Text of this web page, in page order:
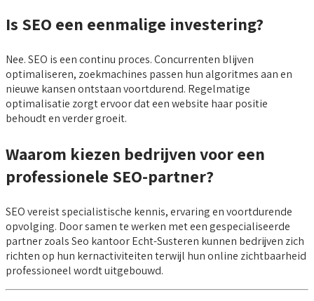
Is SEO een eenmalige investering?
Nee. SEO is een continu proces. Concurrenten blijven
optimaliseren, zoekmachines passen hun algoritmes aan en
nieuwe kansen ontstaan voortdurend. Regelmatige
optimalisatie zorgt ervoor dat een website haar positie
behoudt en verder groeit.
Waarom kiezen bedrijven voor een
professionele SEO-partner?
SEO vereist specialistische kennis, ervaring en voortdurende
opvolging. Door samen te werken met een gespecialiseerde
partner zoals Seo kantoor Echt-Susteren kunnen bedrijven zich
richten op hun kernactiviteiten terwijl hun online zichtbaarheid
professioneel wordt uitgebouwd.